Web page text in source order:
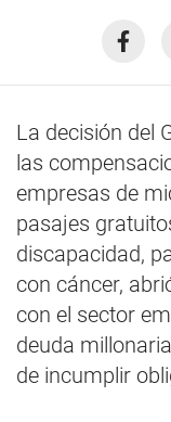
La decisión del
las
empresas de
pasajes
discapacidad,
con cáncer,
con el sector
deuda
de incumplir